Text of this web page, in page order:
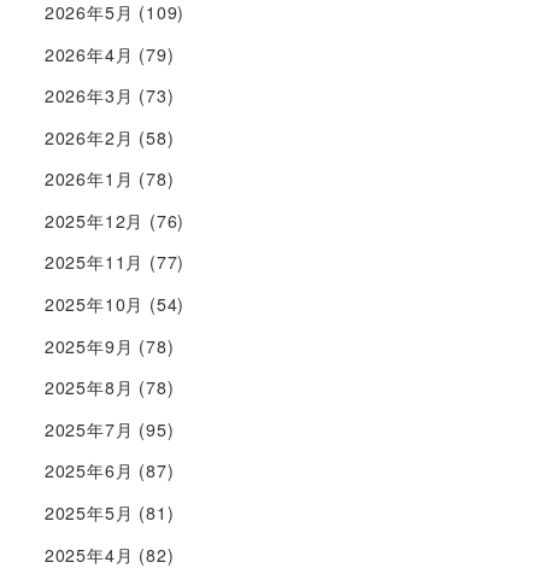
2026年5月 (109)
2026年4月 (79)
2026年3月 (73)
2026年2月 (58)
2026年1月 (78)
2025年12月 (76)
2025年11月 (77)
2025年10月 (54)
2025年9月 (78)
2025年8月 (78)
2025年7月 (95)
2025年6月 (87)
2025年5月 (81)
2025年4月 (82)